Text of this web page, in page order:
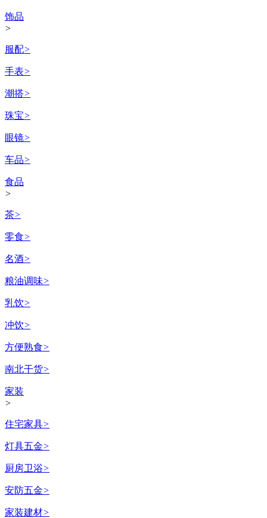
饰品
>
服配>
手表>
潮搭>
珠宝>
眼镜>
车品>
食品
>
茶>
零食>
名酒>
粮油调味>
乳饮>
冲饮>
方便熟食>
南北干货>
家装
>
住宅家具>
灯具五金>
厨房卫浴>
安防五金>
家装建材>